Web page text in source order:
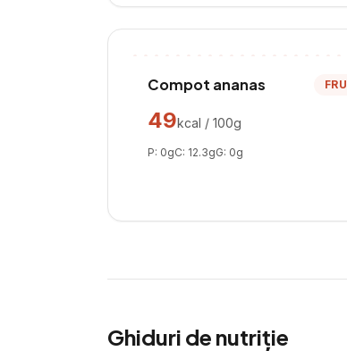
Compot ananas
49kcal / 100g
P: 0gC: 12.3gG: 0g
Ghiduri de nutriție